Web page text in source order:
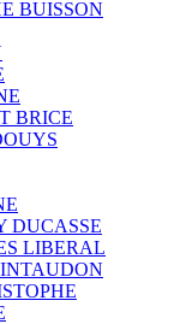
BUISSON
BRICE
DUCASSE
LIBERAL